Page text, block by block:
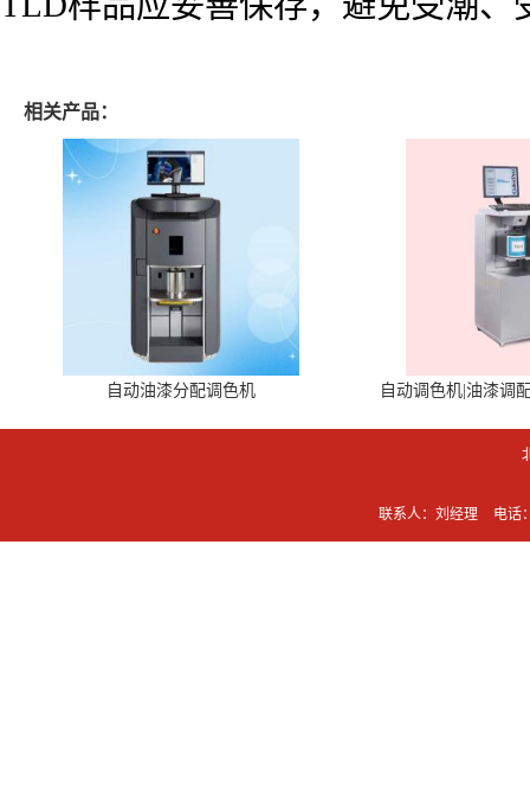
相关产品：
自动油漆分配调色机 自动调色机|油漆调
联系人：刘经理 电话